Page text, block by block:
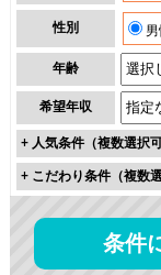
性別 男
年齢
希望年収
+ 人気条件（複数選択可
+ こだわり条件（複数
条件